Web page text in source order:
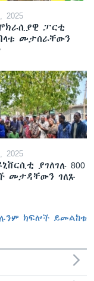
2025
ፓርቲ
መታሰራቸውን
2025
ያገለገሉ 800
መታዳቸውን ገለጹ
ክፍሎች ይመልከቱ